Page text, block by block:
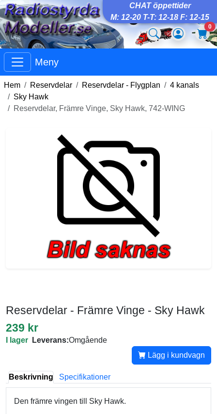
CHAT öppettider
M: 12-20 T-T: 12-18 F: 12-15
0
Meny
Hem Reservdelar Reservdelar - Flygplan
4 kanals
Sky Hawk
Reservdelar, Främre Vinge, Sky Hawk, 742-WING
Reservdelar - Främre Vinge - Sky Hawk
239 kr
I lager Leverans:Omgående
Lägg i kundvagn
Beskrivning Specifikationer
Den främre vingen till Sky Hawk.